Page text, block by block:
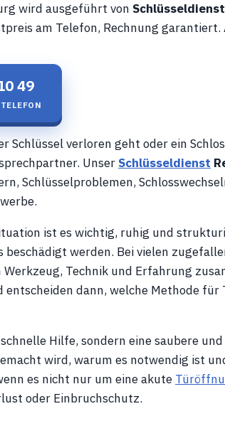
wird ausgeführt von
am Telefon, Rechnung
49
Schlüssel verloren geht oder ein
UnserSchlüsseldienst
Schlüsselproblemen,
ist es wichtig, ruhig und
beschädigt werden. Bei vielen
Technik und Erfahrung
dann, welche Methode für
Hilfe, sondern eine saubere
wird, warum es notwendig ist
es nicht nur um eine akute
oder Einbruchschutz.